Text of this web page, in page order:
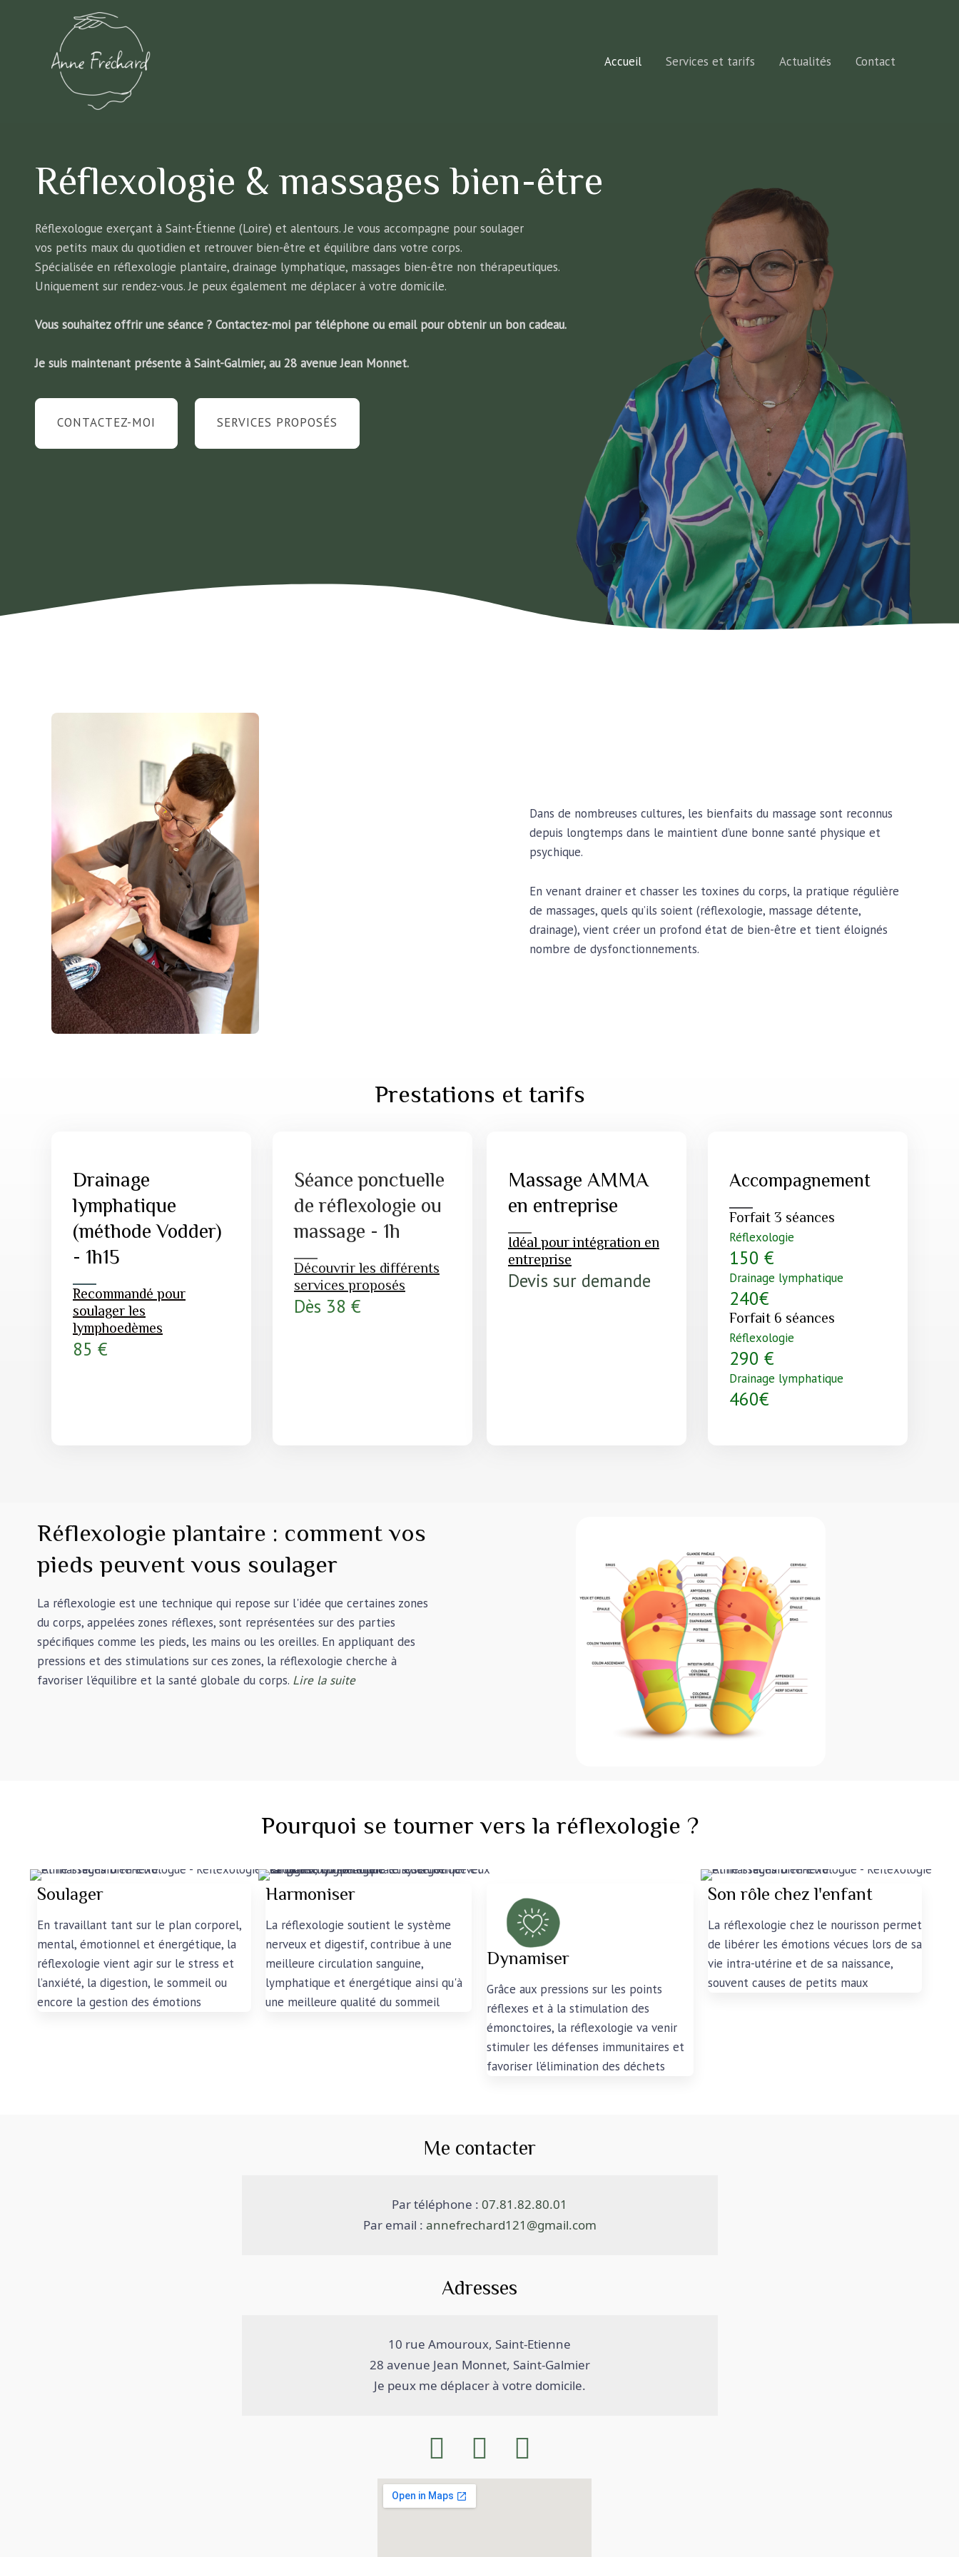
Accueil
Services et tarifs Actualités Contact
Réflexologie & massages bien-être
Réflexologue exerçant à Saint-Étienne (Loire) et alentours. Je vous accompagne pour soulager
vos petits maux du quotidien et retrouver bien-être et équilibre dans votre corps.
Spécialisée en réflexologie plantaire, drainage lymphatique, massages bien-être non thérapeutiques.
Uniquement sur rendez-vous. Je peux également me déplacer à votre domicile.
Vous souhaitez offrir une séance ? Contactez-moi par téléphone ou email pour obtenir un bon cadeau.
Je suis maintenant présente à Saint-Galmier, au 28 avenue Jean Monnet.
CONTACTEZ-MOI SERVICES PROPOSÉS
Dans de nombreuses cultures, les bienfaits du massage sont reconnus
depuis longtemps dans le maintient d’une bonne santé physique et
psychique.
En venant drainer et chasser les toxines du corps, la pratique régulière
de massages, quels qu’ils soient (réflexologie, massage détente,
drainage), vient créer un profond état de bien-être et tient éloignés
nombre de dysfonctionnements.
Prestations et tarifs
Drainage
lymphatique
(méthode Vodder)
- 1h15
Recommandé pour
soulager les
lymphoedèmes
85 €
Séance ponctuelle
de réflexologie ou
massage - 1h
Découvrir les différents
services proposés
Dès 38 €
Massage AMMA
en entreprise
Idéal pour intégration en
entreprise
Devis sur demande
Accompagnement
Forfait 3 séances
Réflexologie
150 €
Drainage lymphatique
240€
Forfait 6 séances
Réflexologie
290 €
Drainage lymphatique
460€
Réflexologie plantaire : comment vos
pieds peuvent vous soulager
La réflexologie est une technique qui repose sur l'idée que certaines zones
du corps, appelées zones réflexes, sont représentées sur des parties
spécifiques comme les pieds, les mains ou les oreilles. En appliquant des
pressions et des stimulations sur ces zones, la réflexologie cherche à
favoriser l'équilibre et la santé globale du corps. Lire la suite
Pourquoi se tourner vers la réflexologie ?
Soulager
En travaillant tant sur le plan corporel,
mental, émotionnel et énergétique, la
réflexologie vient agir sur le stress et
l’anxiété, la digestion, le sommeil ou
encore la gestion des émotions
Harmoniser
La réflexologie soutient le système
nerveux et digestif, contribue à une
meilleure circulation sanguine,
lymphatique et énergétique ainsi qu'à
une meilleure qualité du sommeil
Dynamiser
Grâce aux pressions sur les points
réflexes et à la stimulation des
émonctoires, la réflexologie va venir
stimuler les défenses immunitaires et
favoriser l’élimination des déchets
Son rôle chez l'enfant
La réflexologie chez le nourisson permet
de libérer les émotions vécues lors de sa
vie intra-utérine et de sa naissance,
souvent causes de petits maux
Me contacter
Par téléphone : 07.81.82.80.01
Par email :
Adresses
28 avenue Jean Monnet, Saint-Galmier
Je peux me déplacer à votre domicile.